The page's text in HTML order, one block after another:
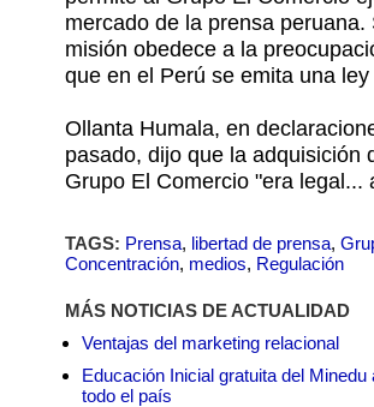
mercado de la prensa
misión obedece a la
que en el Perú se emita una
Ollanta Humala, en
pasado, dijo que la adquisición
Grupo El Comercio "era legal...
TAGS: Prensa, libertad de prensa,
Concentración, medios, Regulación
MÁS NOTICIAS DE ACTUALIDAD
Ventajas del marketing relacional
Educación Inicial gratuita del
todo el país